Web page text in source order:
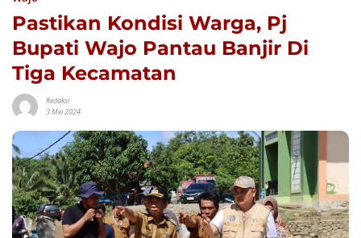
Pastikan Kondisi Warga, Pj
Bupati Wajo Pantau Banjir Di
Tiga Kecamatan
Redaksi
3 Mei 2024